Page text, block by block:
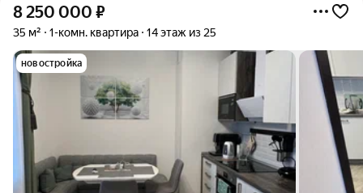
8 250 000 ₽
35 м² 1-комн. квартира 14 этаж из 25
новостройка